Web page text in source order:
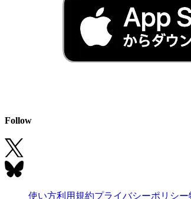
Follow
使い方利用規約プライバシーポリシー